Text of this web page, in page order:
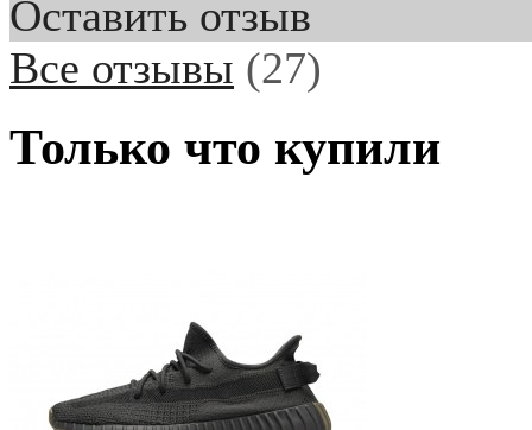
Оставить отзыв
Все отзывы (27)
Только что купили